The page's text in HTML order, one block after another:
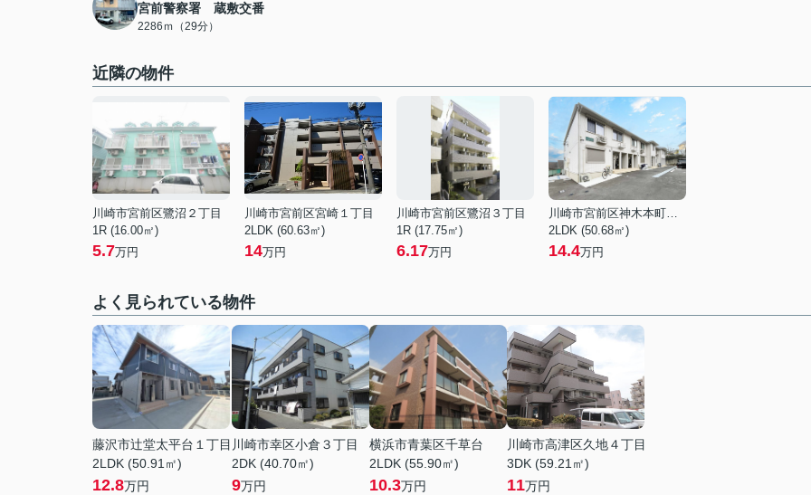
宮前警察署 蔵敷交番
2286ｍ（29分）
近隣の物件
川崎市宮前区鷺沼２丁目
1R (16.00㎡)
5.7万円
川崎市宮前区宮崎１丁目
2LDK (60.63㎡)
14万円
川崎市宮前区鷺沼３丁目
1R (17.75㎡)
6.17万円
川崎市宮前区神木本町２丁目
2LDK (50.68㎡)
14.4万円
よく見られている物件
藤沢市辻堂太平台１丁目
2LDK (50.91㎡)
12.8万円
川崎市幸区小倉３丁目
2DK (40.70㎡)
9万円
横浜市青葉区千草台
2LDK (55.90㎡)
10.3万円
川崎市高津区久地４丁目
3DK (59.21㎡)
11万円